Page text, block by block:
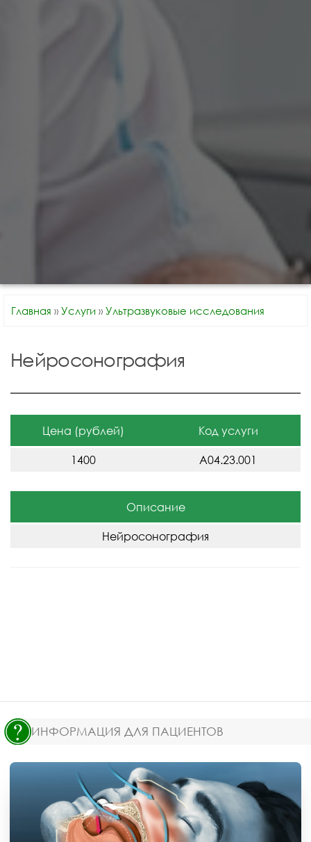
Главная » Услуги » Ультразвуковые исследования
Нейросонография
Цена (рублей) Код услуги
1400 A04.23.001
Описание
Нейросонография
ИНФОРМАЦИЯ ДЛЯ ПАЦИЕНТОВ